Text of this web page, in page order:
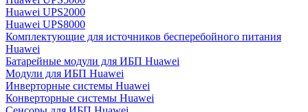
Huawei UPS2000
Huawei UPS8000
Комплектующие для источников бесперебойного питания
Huawei
Батарейные модули для ИБП Huawei
Модули для ИБП Huawei
Инверторные системы Huawei
Конверторные системы Huawei